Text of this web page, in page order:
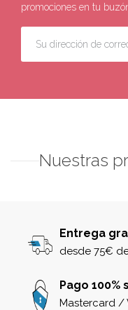
promociones en tu
Nuestras
Entrega
desde 75€
Pago 100%
Mastercard /